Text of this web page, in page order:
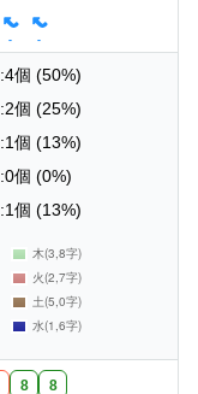
- -
:4個 (50%)
:2個 (25%)
:1個 (13%)
:0個 (0%)
:1個 (13%)
8 8